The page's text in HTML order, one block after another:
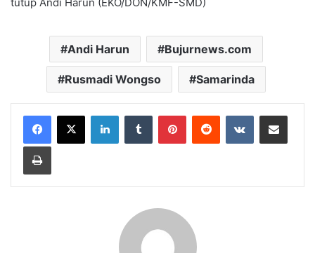
Andi Harun Bujurnews.com
Rusmadi Wongso Samarinda
LinkedInTumblr PinterestReddit VKontakteShare via Email
Print